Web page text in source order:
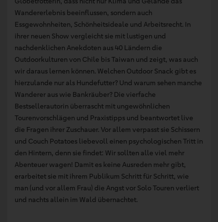
Wandererlebnis beeinflussen, sondern auch
Essgewohnheiten, Schönheitsideale und Arbeitsrecht. In
ihrer neuen Show vergleicht sie mit lustigen und
nachdenklichen Anekdoten aus 40 Ländern die
Outdoorkulturen von Chile bis Taiwan und zeigt, was auch
wir daraus lernen können. Welchen Outdoor Snack gibt es
hierzulande nur als Hundefutter? Und warum sehen manche
Wanderer aus wie Bankräuber? Die vierfache
Bestsellerautorin überrascht mit ungewöhnlichen
Tourenvorschlägen und Praxistipps und beantwortet live
die Fragen ihrer Zuschauer. Vor allem verpasst sie Schissern
und Couch Potatoes liebevoll einen psychologischen Tritt in
den Hintern, denn sie findet: Wir sollten alle viel mehr
Abenteuer wagen! Damit es keine Ausreden mehr gibt,
erarbeitet sie mit ihrem Publikum Schritt für Schritt, wie
man (und vor allem Frau) die Angst vor Solo Touren verliert
und nachts allein im Wald übernachtet.